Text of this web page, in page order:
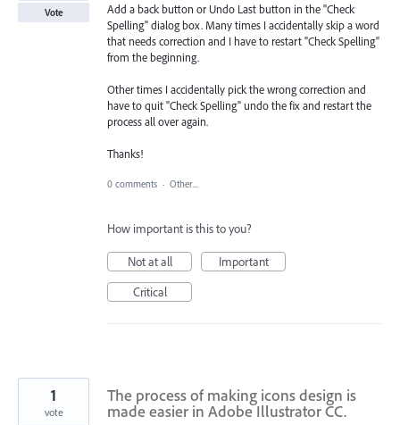
Add a back button or Undo Last button in the "Check
Spelling" dialog box. Many times I accidentally skip a word
that needs correction and I have to restart "Check Spelling"
from the beginning.
Other times I accidentally pick the wrong correction and
have to quit "Check Spelling" undo the fix and restart the
process all over again.
Thanks!
Vote
0 comments · Other...
How important is this to you?
Not at all
Important
Critical
The process of making icons design is
made easier in Adobe Illustrator CC.
1
vote